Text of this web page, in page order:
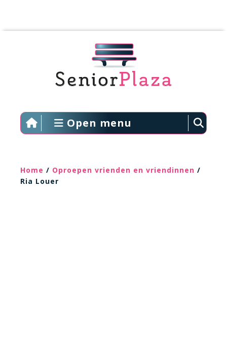
Open menu
Home / Oproepen vrienden en vriendinnen /
Ria Louer